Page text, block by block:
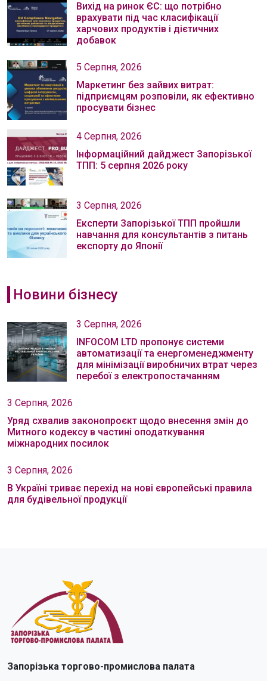
Вихід на ринок ЄС: що потрібно
врахувати під час класифікації
харчових продуктів і дієтичних
добавок
5 Серпня, 2026
Маркетинг без зайвих витрат:
підприємцям розповіли, як ефективно
просувати бізнес
4 Серпня, 2026
Інформаційний дайджест Запорізької
ТПП: 5 серпня 2026 року
3 Серпня, 2026
Експерти Запорізької ТПП пройшли
навчання для консультантів з питань
експорту до Японії
Новини бізнесу
3 Серпня, 2026
INFOCOM LTD пропонує системи
автоматизації та енергоменеджменту
для мінімізації виробничих втрат через
перебої з електропостачанням
3 Серпня, 2026
Уряд схвалив законопроєкт щодо внесення змін до
Митного кодексу в частині оподаткування
міжнародних посилок
3 Серпня, 2026
В Україні триває перехід на нові європейські правила
для будівельної продукції
Запорізька торгово-промислова палата